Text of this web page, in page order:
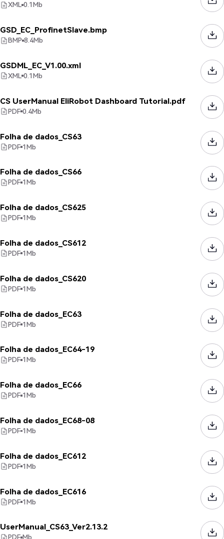
XML 0.1Mb
GSD_EC_ProfinetSlave.bmp
BMP 8.4Mb
GSDML_EC_V1.00.xml
XML 0.1Mb
CS UserManual EliRobot Dashboard Tutorial.pdf
PDF 0.4Mb
Folha de dados_CS63
PDF 1Mb
Folha de dados_CS66
PDF 1Mb
Folha de dados_CS625
PDF 1Mb
Folha de dados_CS612
PDF 1Mb
Folha de dados_CS620
PDF 1Mb
Folha de dados_EC63
PDF 1Mb
Folha de dados_EC64-19
PDF 1Mb
Folha de dados_EC66
PDF 1Mb
Folha de dados_EC68-08
PDF 1Mb
Folha de dados_EC612
PDF 1Mb
Folha de dados_EC616
PDF 1Mb
UserManual_CS63_Ver2.13.2
PDF Mb